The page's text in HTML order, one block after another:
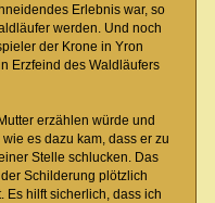
Erlebnis war, so
werden. Und noch
der Krone in Yron
Erzfeind des Waldläufers
erzählen würde und
es dazu kam, dass er zu
Stelle schlucken. Das
Schilderung plötzlich
Es hilft sicherlich, dass ich